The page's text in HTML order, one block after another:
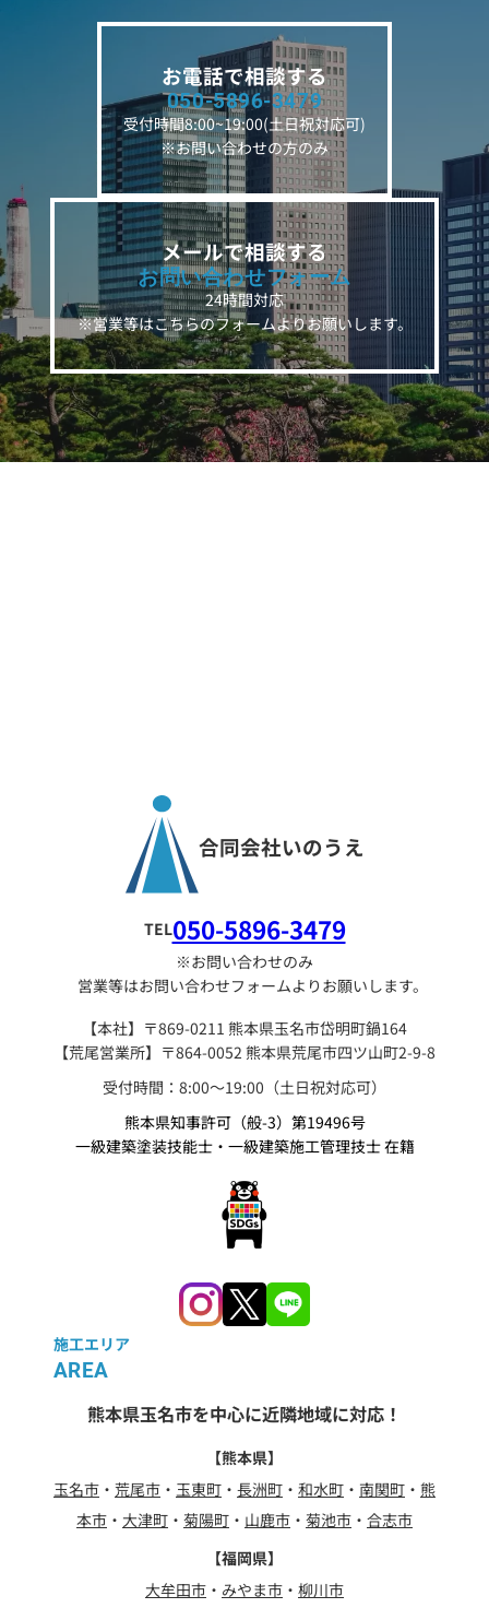
お電話で相談する
050-5896-3479
受付時間8:00~19:00(土日祝対応可)
※お問い合わせの方のみ
メールで相談する
お問い合わせフォーム
24時間対応
※営業等はこちらのフォームよりお願いします。
合同会社いのうえ
TEL050-5896-3479
※お問い合わせのみ
営業等はお問い合わせフォームよりお願いします。
【本社】〒869-0211 熊本県玉名市岱明町鍋164
【荒尾営業所】〒864-0052 熊本県荒尾市四ツ山町2-9-8
受付時間：8:00〜19:00（土日祝対応可）
熊本県知事許可（般-3）第19496号
一級建築塗装技能士・一級建築施工管理技士 在籍
施工エリア
AREA
熊本県玉名市を中心に近隣地域に対応！
【熊本県】
玉名市 ・ 荒尾市 ・ 玉東町 ・ 長洲町 ・ 和水町 ・ 南関町 ・ 熊
本市 ・ 大津町 ・ 菊陽町 ・ 山鹿市 ・ 菊池市 ・ 合志市
【福岡県】
大牟田市 ・ みやま市 ・ 柳川市